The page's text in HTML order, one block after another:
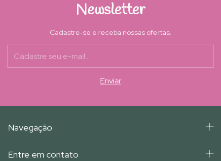
Newsletter
Cadastre-se e receba nossas ofertas.
Navegação
Entre em contato